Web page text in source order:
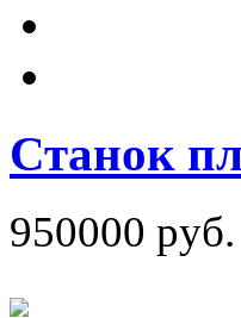
Станок
950000 руб.